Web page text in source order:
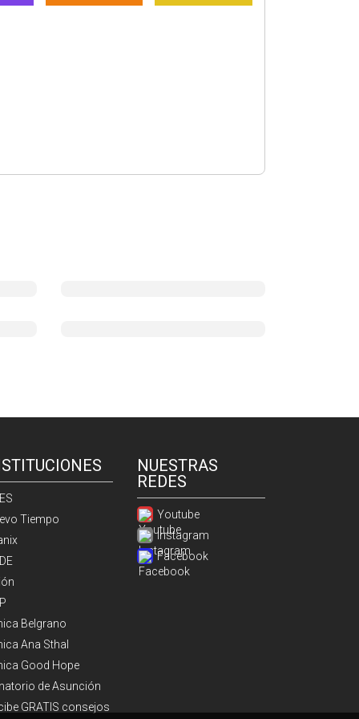
Tiempo
Belgrano
Ana Sthal
Good Hope
de Asunción
GRATIS consejos
NUESTRAS
REDES
Youtube
Instagram
Facebook